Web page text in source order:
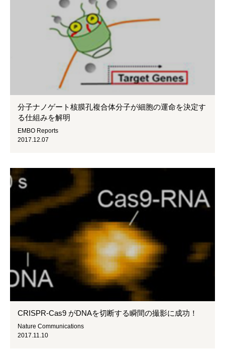
分子ナノゲート核膜孔複合体分子が細胞の運命を決定す
る仕組みを解明
EMBO Reports
2017.12.07
CRISPR-Cas9 がDNAを切断する瞬間の撮影に成功！
Nature Communications
2017.11.10